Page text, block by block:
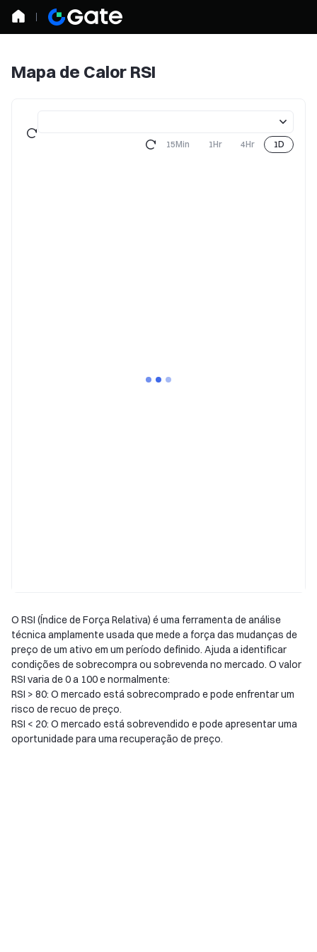
Mapa de Calor RSI
15Min 1Hr 4Hr 1D
O RSI (Índice de Força Relativa) é uma ferramenta de análise
técnica amplamente usada que mede a força das mudanças de
preço de um ativo em um período definido. Ajuda a identificar
condições de sobrecompra ou sobrevenda no mercado. O valor
RSI varia de 0 a 100 e normalmente:
RSI > 80: O mercado está sobrecomprado e pode enfrentar um
risco de recuo de preço.
RSI < 20: O mercado está sobrevendido e pode apresentar uma
oportunidade para uma recuperação de preço.